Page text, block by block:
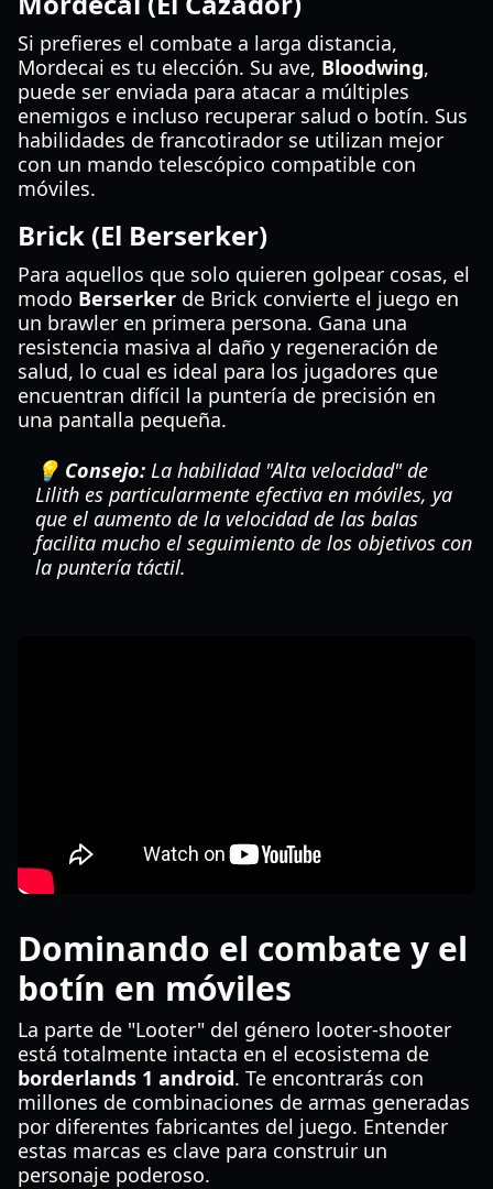
Si prefieres el combate a larga distancia,
Mordecai es tu elección. Su ave, Bloodwing,
puede ser enviada para atacar a múltiples
enemigos e incluso recuperar salud o botín. Sus
habilidades de francotirador se utilizan mejor
con un mando telescópico compatible con
móviles.
Brick (El Berserker)
Para aquellos que solo quieren golpear cosas, el
modo Berserker de Brick convierte el juego en
un brawler en primera persona. Gana una
resistencia masiva al daño y regeneración de
salud, lo cual es ideal para los jugadores que
encuentran difícil la puntería de precisión en
una pantalla pequeña.
💡 Consejo: La habilidad "Alta velocidad" de
Lilith es particularmente efectiva en móviles, ya
que el aumento de la velocidad de las balas
facilita mucho el seguimiento de los objetivos con
la puntería táctil.
Dominando el combate y el
botín en móviles
La parte de "Looter" del género looter-shooter
está totalmente intacta en el ecosistema de
borderlands 1 android. Te encontrarás con
millones de combinaciones de armas generadas
por diferentes fabricantes del juego. Entender
estas marcas es clave para construir un
personaje poderoso.